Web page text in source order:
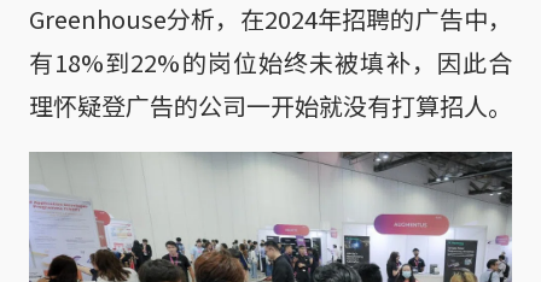
Greenhouse分析，在2024年招聘的广告中，
有18%到22%的岗位始终未被填补，因此合
理怀疑登广告的公司一开始就没有打算招人。